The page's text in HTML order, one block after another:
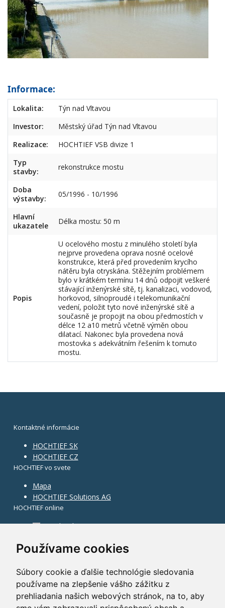
Používame cookies
Súbory cookie a ďalšie technológie sledovania
používame na zlepšenie vášho zážitku z
prehliadania našich webových stránok, na to, aby
Informace:
Lokalita:
Týn nad Vltavou
Investor:
Městský úřad Týn nad Vltavou
Realizace:
HOCHTIEF VSB divize 1
Typ
stavby:
rekonstrukce mostu
Doba
výstavby:
05/1996 - 10/1996
Hlavní
ukazatele
Délka mostu: 50 m
Popis
U ocelového mostu z minulého století byla
nejprve provedena oprava nosné ocelové
konstrukce, která před provedením krycího
nátěru byla otryskána. Stěžejním problémem
bylo v krátkém termínu 14 dnů odpojit veškeré
stávající inženýrské sítě, tj. kanalizaci, vodovod,
horkovod, silnoproudé i telekomunikační
vedení, položit tyto nové inženýrské sítě a
současně je propojit na obou předmostích v
délce 12 a10 metrů včetně výměn obou
dilatací. Nakonec byla provedena nová
mostovka s adekvátním řešením k tomuto
mostu.
Kontaktné informácie
HOCHTIEF SK
HOCHTIEF CZ
HOCHTIEF vo svete
Mapa
HOCHTIEF Solutions AG
HOCHTIEF online
Facebook